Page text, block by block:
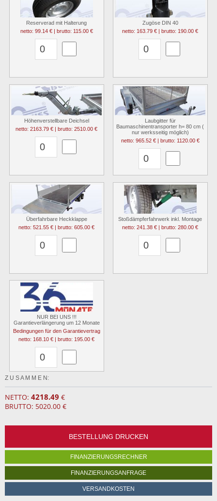
Reserverad mit Halterung
netto: 99.14 € | brutto: 115.00 €
Zugöse DIN 40
netto: 163.79 € | brutto: 190.00 €
Höhenverstellbare Deichsel
netto: 2163.79 € | brutto: 2510.00 €
Laubgitter für
Baumaschinentransporter h= 80 cm (
nur werksseitig möglich)
netto: 965.52 € | brutto: 1120.00 €
Überfahrbare Heckklappe
netto: 521.55 € | brutto: 605.00 €
Stoßdämpferfahrwerk inkl. Montage
netto: 241.38 € | brutto: 280.00 €
NUR BEI UNS !!!
Garantieverlängerung um 12 Monate
Bedingungen für den Garantievertrag
netto: 168.10 € | brutto: 195.00 €
Z U S A M M E N:
NETTO: 4218.49 €
BRUTTO: 5020.00 €
BESTELLUNG DRUCKEN
FINANZIERUNGSRECHNER
FINANZIERUNGSANFRAGE
VERSANDKOSTEN